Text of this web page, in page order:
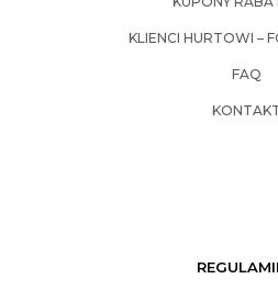
KLIENCI HURTOWI –
FAQ